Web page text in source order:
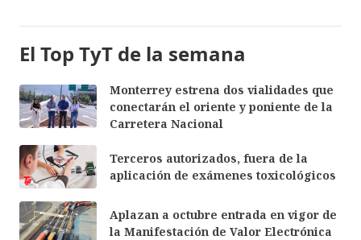
El Top TyT de la semana
Monterrey estrena dos vialidades que
conectarán el oriente y poniente de la
Carretera Nacional
Terceros autorizados, fuera de la
aplicación de exámenes toxicológicos
Aplazan a octubre entrada en vigor de
la Manifestación de Valor Electrónica